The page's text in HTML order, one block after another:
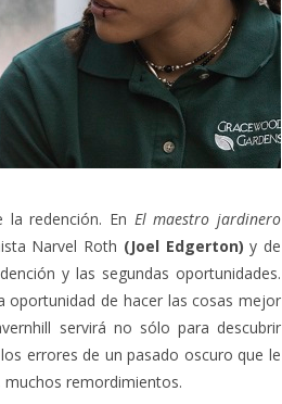
la redención. En El maestro jardinero
Narvel Roth (Joel Edgerton) y de
y las segundas oportunidades.
oportunidad de hacer las cosas mejor
servirá no sólo para descubrir
errores de un pasado oscuro que le
remordimientos.